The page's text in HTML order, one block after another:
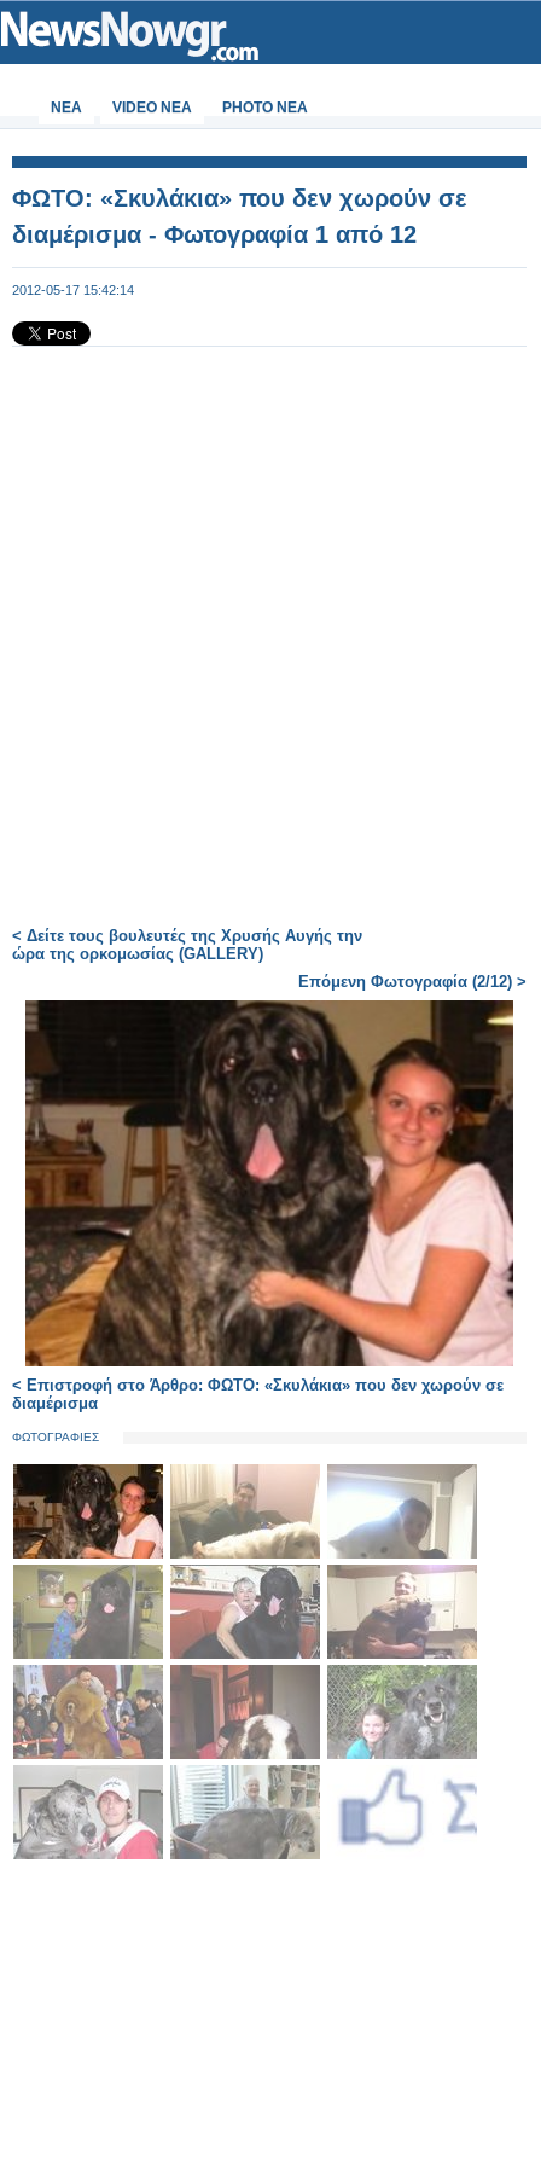
ΝΕΑ VIDEO NEA PHOTO NEA
ΦΩΤΟ: «Σκυλάκια» που δεν χωρούν σε
διαμέρισμα - Φωτογραφία 1 από 12
2012-05-17 15:42:14
< Δείτε τους βουλευτές της Χρυσής Αυγής την
ώρα της ορκομωσίας (GALLERY)
Επόμενη Φωτογραφία (2/12) >
< Επιστροφή στο Άρθρο: ΦΩΤΟ: «Σκυλάκια» που δεν χωρούν σε
διαμέρισμα
ΦΩΤΟΓΡΑΦΙΕΣ